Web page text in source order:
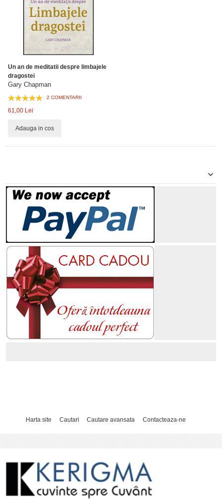
Un an de meditatii despre limbajele
dragostei
Gary Chapman
2 COMENTARII
61,00 Lei
Adauga in cos
Harta site Cautari Cautare avansata Contacteaza-ne